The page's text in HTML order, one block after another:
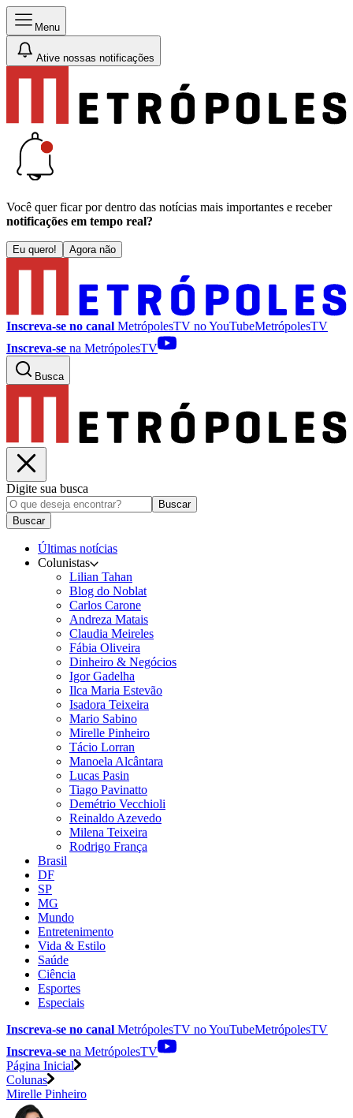
Menu
Ative nossas notificações
Você quer ficar por dentro das notícias mais importantes e receber
notificações em tempo real?
Eu quero! Agora não
Inscreva-se no canal MetrópolesTV noYouTubeMetrópolesTV
Inscreva-se na MetrópolesTV
Busca
Digite sua busca
Buscar
Buscar
Últimas notícias
Colunistas
Lilian Tahan
Blog do Noblat
Carlos Carone
Andreza Matais
Claudia Meireles
Fábia Oliveira
Dinheiro & Negócios
Igor Gadelha
Ilca Maria Estevão
Isadora Teixeira
Mario Sabino
Mirelle Pinheiro
Tácio Lorran
Manoela Alcântara
Lucas Pasin
Tiago Pavinatto
Demétrio Vecchioli
Reinaldo Azevedo
Milena Teixeira
Rodrigo França
Brasil
DF
SP
MG
Mundo
Entretenimento
Vida & Estilo
Saúde
Ciência
Esportes
Especiais
Inscreva-se no canal MetrópolesTV noYouTubeMetrópolesTV
Inscreva-se na MetrópolesTV
Página Inicial
Colunas
Mirelle Pinheiro